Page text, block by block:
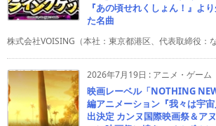
『あの頃せれくしょん！』よ
た名曲
株式会社VOISING（本社：東京都港区、代表取締役：
2026年7月19日 : アニメ・ゲーム
映画レーベル「NOTHING
編アニメーション『我々は宇
出決定 カンヌ国際映画祭＆ア